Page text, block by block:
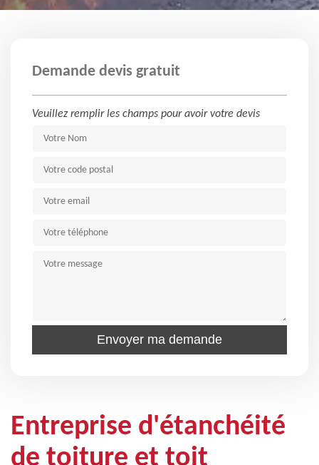
Demande devis gratuit
Veuillez remplir les champs pour avoir votre devis
Entreprise d'étanchéité
de toiture et toit